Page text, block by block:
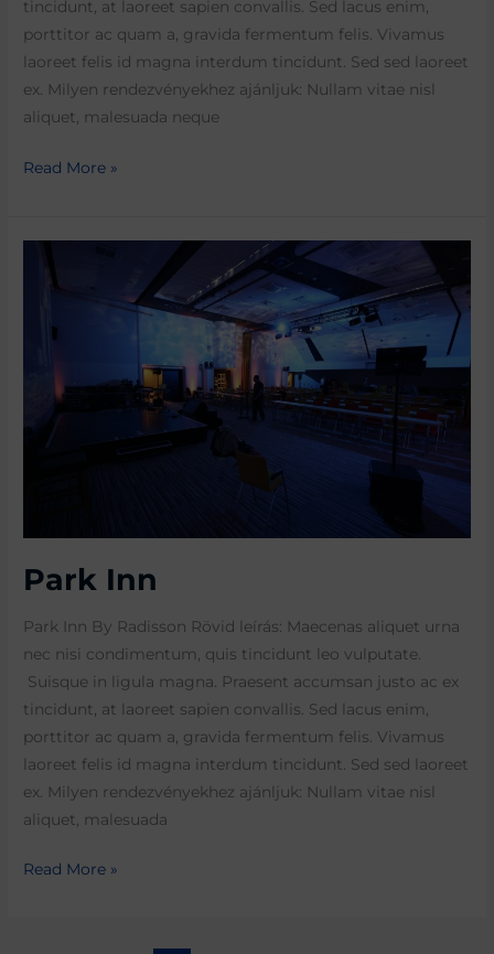
tincidunt, at laoreet sapien convallis. Sed lacus enim,
porttitor ac quam a, gravida fermentum felis. Vivamus
laoreet felis id magna interdum tincidunt. Sed sed laoreet
ex. Milyen rendezvényekhez ajánljuk: Nullam vitae nisl
aliquet, malesuada neque
Read More »
Park Inn
Park Inn By Radisson Rövid leírás: Maecenas aliquet urna
nec nisi condimentum, quis tincidunt leo vulputate.
Suisque in ligula magna. Praesent accumsan justo ac ex
tincidunt, at laoreet sapien convallis. Sed lacus enim,
porttitor ac quam a, gravida fermentum felis. Vivamus
laoreet felis id magna interdum tincidunt. Sed sed laoreet
ex. Milyen rendezvényekhez ajánljuk: Nullam vitae nisl
aliquet, malesuada
Read More »